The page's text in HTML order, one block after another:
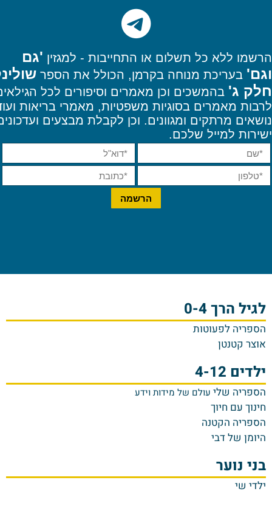
הרשמו ללא כל תשלום או התחייבות - למגזין 'גם
וגם' בעריכת מנוחה בקרמן, הכולל את הספר
חלק ג' בהמשכים וכן מאמרים וסיפורים לכל
לרבות מאמרים בסוגיות משפטיות, מאמרי בריאות
נושאים מרתקים ומגוונים. וכן לקבלת מבצעים
ישירות למייל שלכם.
לגיל הרך 0-4
הספריה לפעוטות
אוצר קטנטן
ילדים 4-12
הספריה שלי עולם של מידות וידע
חינוך עם חיוך
הספריה הקטנה
היומן של דבי
בני נוער
ילדי שי